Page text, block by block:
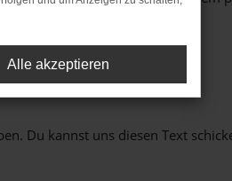
mehr unterstützt werden.
Du kannst uns diesen Text
Alle akzeptieren